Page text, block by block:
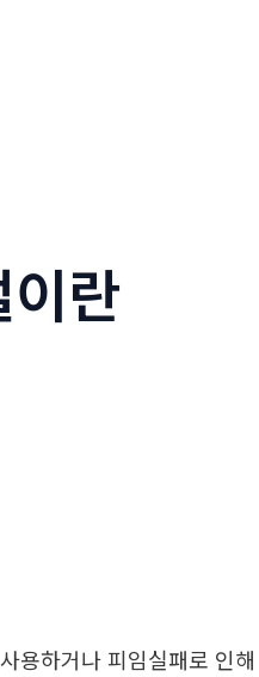
란
용하거나 피임실패로 인해